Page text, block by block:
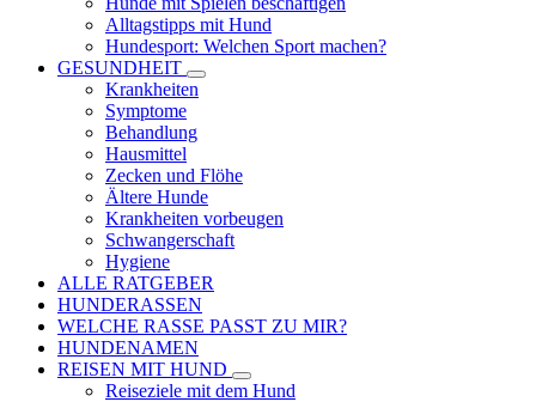
Alltagstipps mit Hund
Hundesport: Welchen Sport machen?
GESUNDHEIT
Krankheiten
Symptome
Behandlung
Hausmittel
Zecken und Flöhe
Ältere Hunde
Krankheiten vorbeugen
Schwangerschaft
Hygiene
ALLE RATGEBER
HUNDERASSEN
WELCHE RASSE PASST ZU MIR?
HUNDENAMEN
REISEN MIT HUND
Reiseziele mit dem Hund